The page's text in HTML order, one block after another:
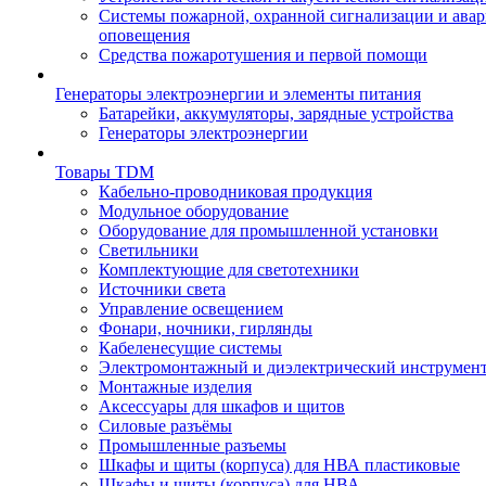
Системы пожарной, охранной сигнализации и
оповещения
Средства пожаротушения и первой помощи
Генераторы электроэнергии и элементы питания
Батарейки, аккумуляторы, зарядные устройства
Генераторы электроэнергии
Товары TDM
Кабельно-проводниковая продукция
Модульное оборудование
Оборудование для промышленной установки
Светильники
Комплектующие для светотехники
Источники света
Управление освещением
Фонари, ночники, гирлянды
Кабеленесущие системы
Электромонтажный и диэлектрический
Монтажные изделия
Аксессуары для шкафов и щитов
Силовые разъёмы
Промышленные разъемы
Шкафы и щиты (корпуса) для НВА пластиковые